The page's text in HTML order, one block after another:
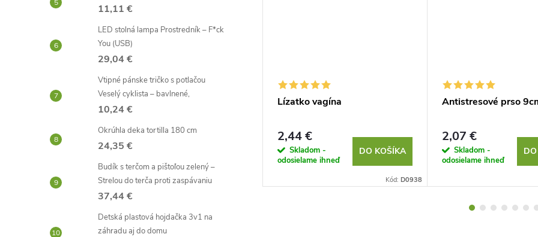
11,11 €
LED stolná lampa Prostredník – F*ck
You (USB)
29,04 €
Vtipné pánske tričko s potlačou
Veselý cyklista – bavlnené,
10,24 €
Okrúhla deka tortilla 180 cm
24,35 €
Budík s terčom a pištoľou zelený –
Strelou do terča proti zaspávaniu
37,44 €
Detská plastová hojdačka 3v1 na
záhradu aj do domu
Kód:
Cestoviny penis
3,20 €
Skladom -
odosielame ihneď
Lízatko vagína
2,44 €
Skladom -
odosielame ihneď
DO KOŠÍKA
Kód: D0938
Antistresové prso
2,07 €
Skladom -
odosielame ihneď